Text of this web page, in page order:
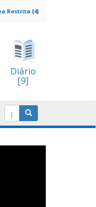
Restrita [4]
Diário
[9]